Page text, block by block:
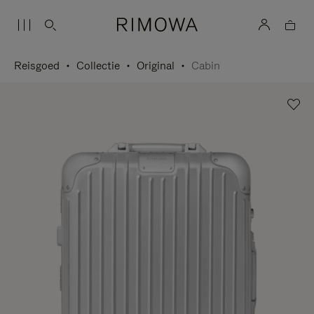
Reisgoed Collectie Original Cabin